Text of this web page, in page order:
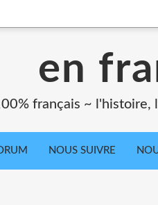
en
français ~ l'histoire,
NOUS SUIVRE